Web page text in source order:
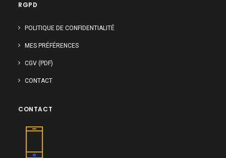
RGPD
POLITIQUE DE CONFIDENTIALITÉ
MES PRÉFÉRENCES
CGV (PDF)
CONTACT
CONTACT